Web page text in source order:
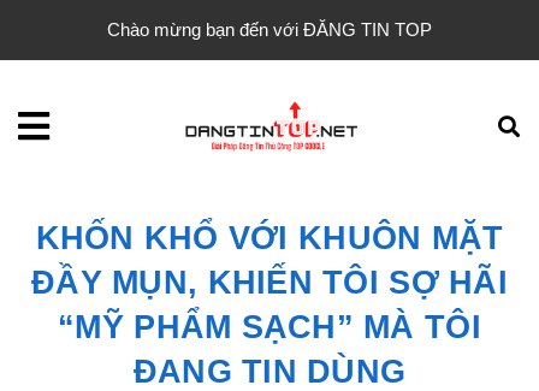
Chào mừng bạn đến với ĐĂNG TIN TOP
KHỐN KHỔ VỚI KHUÔN MẶT
ĐẦY MỤN, KHIẾN TÔI SỢ HÃI
“MỸ PHẨM SẠCH” MÀ TÔI
ĐANG TIN DÙNG